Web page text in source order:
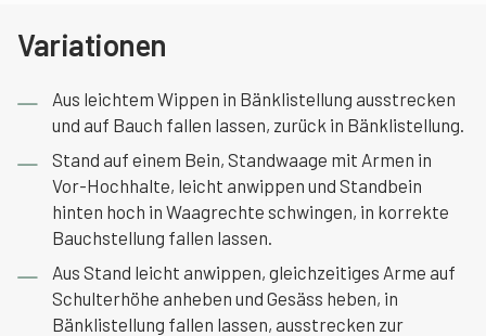
Variationen
Aus leichtem Wippen in Bänklistellung ausstrecken
und auf Bauch fallen lassen, zurück in Bänklistellung.
Stand auf einem Bein, Standwaage mit Armen in
Vor-Hochhalte, leicht anwippen und Standbein
hinten hoch in Waagrechte schwingen, in korrekte
Bauchstellung fallen lassen.
Aus Stand leicht anwippen, gleichzeitiges Arme auf
Schulterhöhe anheben und Gesäss heben, in
Bänklistellung fallen lassen, ausstrecken zur